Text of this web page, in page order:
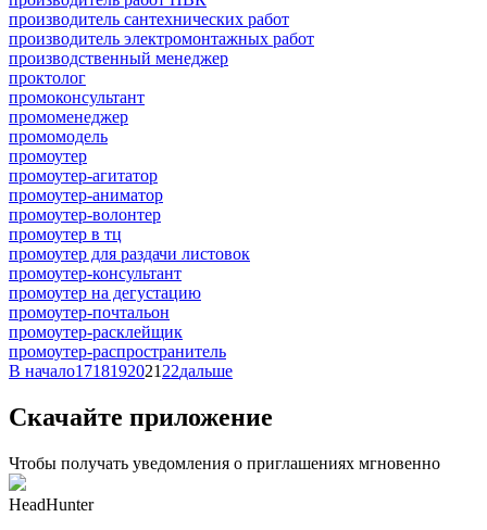
производитель сантехнических работ
производитель электромонтажных работ
производственный менеджер
проктолог
промоконсультант
промоменеджер
промомодель
промоутер
промоутер-агитатор
промоутер-аниматор
промоутер-волонтер
промоутер в тц
промоутер для раздачи листовок
промоутер-консультант
промоутер на дегустацию
промоутер-почтальон
промоутер-расклейщик
промоутер-распространитель
В начало1718192021 22дальше
Скачайте приложение
Чтобы получать уведомления о приглашениях мгновенно
HeadHunter